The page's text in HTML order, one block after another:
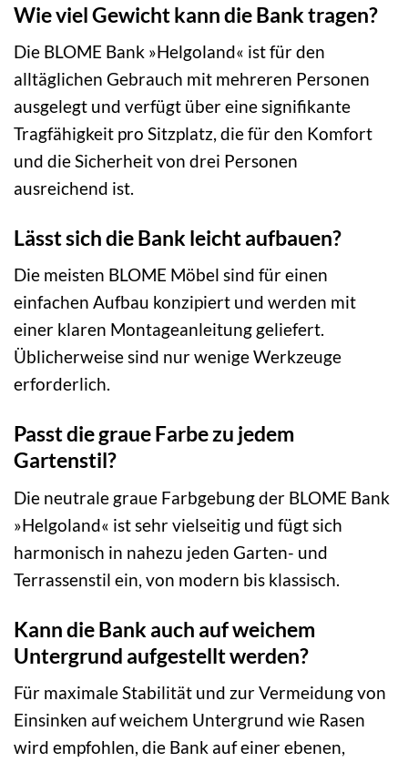
Wie viel Gewicht kann die Bank tragen?
Die BLOME Bank »Helgoland« ist für den
alltäglichen Gebrauch mit mehreren Personen
ausgelegt und verfügt über eine signifikante
Tragfähigkeit pro Sitzplatz, die für den Komfort
und die Sicherheit von drei Personen
ausreichend ist.
Lässt sich die Bank leicht aufbauen?
Die meisten BLOME Möbel sind für einen
einfachen Aufbau konzipiert und werden mit
einer klaren Montageanleitung geliefert.
Üblicherweise sind nur wenige Werkzeuge
erforderlich.
Passt die graue Farbe zu jedem
Gartenstil?
Die neutrale graue Farbgebung der BLOME Bank
»Helgoland« ist sehr vielseitig und fügt sich
harmonisch in nahezu jeden Garten- und
Terrassenstil ein, von modern bis klassisch.
Kann die Bank auch auf weichem
Untergrund aufgestellt werden?
Für maximale Stabilität und zur Vermeidung von
Einsinken auf weichem Untergrund wie Rasen
wird empfohlen, die Bank auf einer ebenen,